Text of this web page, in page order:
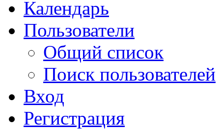
Календарь
Пользователи
Общий список
Поиск пользователей
Вход
Регистрация